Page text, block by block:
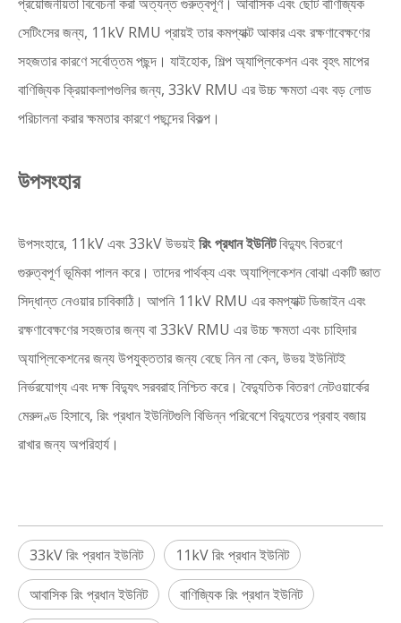
সেটিংসের জন্য, 11kV RMU প্রায়ই তার কমপ্যাক্ট আকার এবং রক্ষণাবেক্ষণের
সহজতার কারণে সর্বোত্তম পছন্দ। যাইহোক, শিল্প অ্যাপ্লিকেশন এবং বৃহৎ মাপের
বাণিজ্যিক ক্রিয়াকলাপগুলির জন্য, 33kV RMU এর উচ্চ ক্ষমতা এবং বড় লোড
পরিচালনা করার ক্ষমতার কারণে পছন্দের বিকল্প।
উপসংহার
উপসংহারে, 11kV এবং 33kV উভয়ইরিং প্রধান ইউনিটবিদ্যুৎ বিতরণে
গুরুত্বপূর্ণ ভূমিকা পালন করে। তাদের পার্থক্য এবং অ্যাপ্লিকেশন বোঝা একটি জ্ঞাত
সিদ্ধান্ত নেওয়ার চাবিকাঠি। আপনি 11kV RMU এর কমপ্যাক্ট ডিজাইন এবং
রক্ষণাবেক্ষণের সহজতার জন্য বা 33kV RMU এর উচ্চ ক্ষমতা এবং চাহিদার
অ্যাপ্লিকেশনের জন্য উপযুক্ততার জন্য বেছে নিন না কেন, উভয় ইউনিটই
নির্ভরযোগ্য এবং দক্ষ বিদ্যুৎ সরবরাহ নিশ্চিত করে। বৈদ্যুতিক বিতরণ নেটওয়ার্কের
মেরুদণ্ড হিসাবে, রিং প্রধান ইউনিটগুলি বিভিন্ন পরিবেশে বিদ্যুতের প্রবাহ বজায়
রাখার জন্য অপরিহার্য।
33kV রিং প্রধান ইউনিট
11kV রিং প্রধান ইউনিট
আবাসিক রিং প্রধান ইউনিট
বাণিজ্যিক রিং প্রধান ইউনিট